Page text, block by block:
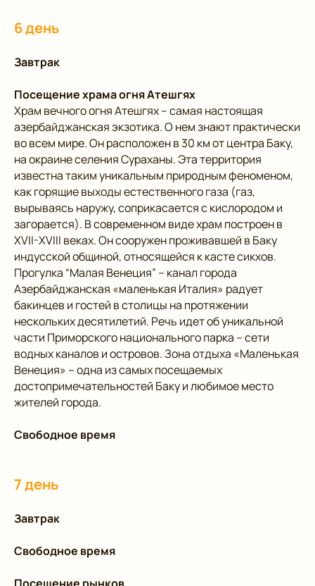
6 день
Завтрак
Посещение храма огня Атешгях
Храм вечного огня Атешгях – самая настоящая
азербайджанская экзотика. О нем знают практически
во всем мире. Он расположен в 30 км от центра Баку,
на окраине селения Сураханы. Эта территория
известна таким уникальным природным феноменом,
как горящие выходы естественного газа (газ,
вырываясь наружу, соприкасается с кислородом и
загорается). В современном виде храм построен в
XVII-XVIII веках. Он сооружен проживавшей в Баку
индусской общиной, относящейся к касте сикхов.
Прогулка “Малая Венеция” – канал города
Азербайджанская «маленькая Италия» радует
бакинцев и гостей в столицы на протяжении
нескольких десятилетий. Речь идет об уникальной
части Приморского национального парка – сети
водных каналов и островов. Зона отдыха «Маленькая
Венеция» – одна из самых посещаемых
достопримечательностей Баку и любимое место
жителей города.
Свободное время
7 день
Завтрак
Свободное время